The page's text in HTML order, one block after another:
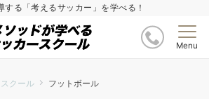
する「考えるサッカー」を学べる！
Menu
クール フットボール